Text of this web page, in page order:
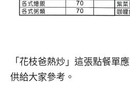
「花枝爸熱炒」這張點餐單
供給大家參考。